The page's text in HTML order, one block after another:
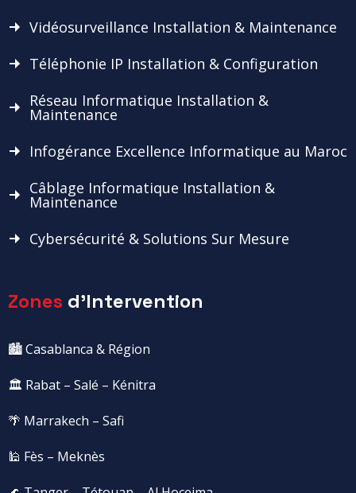
Vidéosurveillance Installation & Maintenance
Téléphonie IP Installation & Configuration
Réseau Informatique Installation &
Maintenance
Infogérance Excellence Informatique au Maroc
Câblage Informatique Installation &
Maintenance
Cybersécurité & Solutions Sur Mesure
Zones d'Intervention
🏙️ Casablanca & Région
🏛️ Rabat – Salé – Kénitra
🌴 Marrakech – Safi
🕌 Fès – Meknès